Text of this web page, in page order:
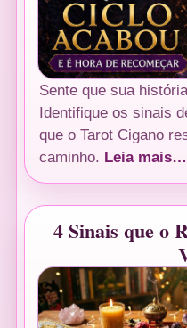
Sente que sua
Identifique os sinais
que o Tarot Cigano
caminho. Leia mais…
4 Sinais que o